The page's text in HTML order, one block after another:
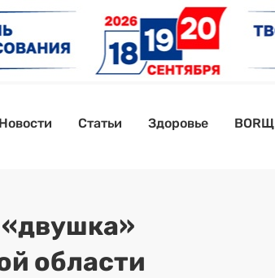
Новости Статьи Здоровье BORЩ
области